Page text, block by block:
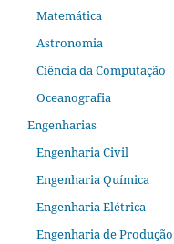
Matemática
Astronomia
Ciência da Computação
Oceanografia
Engenharias
Engenharia Civil
Engenharia Química
Engenharia Elétrica
Engenharia de Produção